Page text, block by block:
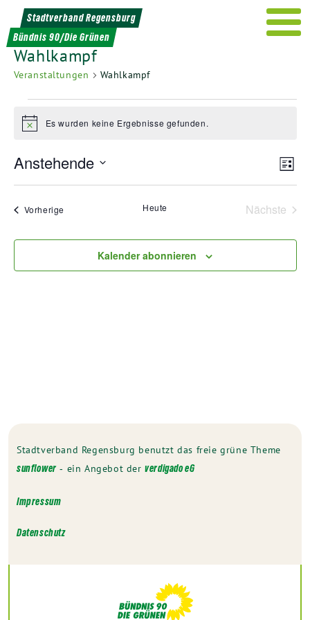
Weiter
zum
Inhalt
Stadtverband Regensburg
Bündnis 90/Die Grünen
Wahlkampf
Veranstaltungen Wahlkampf
Veranstaltungen
HinweisEs wurden keine Ergebnisse gefunden.
Liste
Anstehende
Datum
Vorherige Heute
Nächste
Kalender abonnieren
Stadtverband Regensburg benutzt das freie grüne Theme
sunflower‐ ein Angebot derverdigado eG
Impressum
Datenschutz